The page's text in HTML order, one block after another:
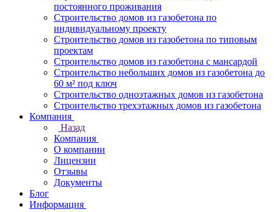
постоянного проживания
Строительство домов из газобетона по
индивидуальному проекту
Строительство домов из газобетона по типовым
проектам
Строительство домов из газобетона с мансардой
Строительство небольших домов из газобетона до
60 м² под ключ
Строительство одноэтажных домов из газобетона
Строительство трехэтажных домов из газобетона
Компания
Назад
Компания
О компании
Лицензии
Отзывы
Документы
Блог
Информация